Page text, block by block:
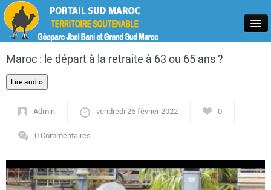
Close
Actualités
Circuits touristiques
Maroc : le départ à la retraite à 63 ou 65 ans ?
Admin vendredi 25 février 2022 0
0 Commentaires